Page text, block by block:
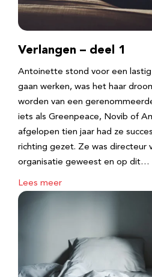
Verlangen – deel 1
Antoinette stond voor een lastig
gaan werken, was het haar
worden van een
iets als Greenpeace, Novib of
afgelopen tien jaar had ze
richting gezet. Ze was directeur
organisatie geweest en op dit…
Lees meer